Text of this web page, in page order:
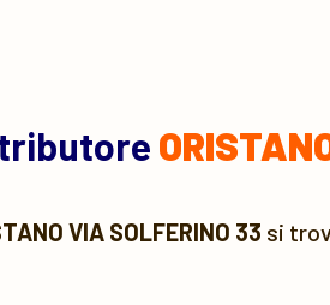
VIA SOLFERINO 33 si